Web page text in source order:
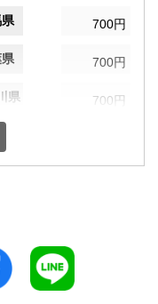
700円
700円
県 700円